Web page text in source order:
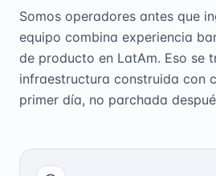
Somos operadores antes que
equipo combina experiencia
de producto en LatAm. Eso se
infraestructura construida con
primer día, no parchada